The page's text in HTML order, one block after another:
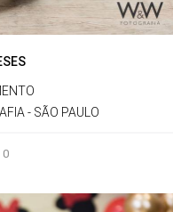
- SÃO PAULO
0